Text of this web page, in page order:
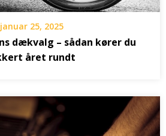
januar 25, 2025
dækvalg – sådan kører du
året rundt